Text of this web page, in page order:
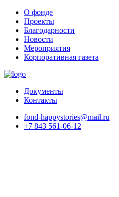
О фонде
Проекты
Благодарности
Новости
Мероприятия
Корпоративная газета
Документы
Контакты
fond-happystories@mail.ru
+7 843 561-06-12